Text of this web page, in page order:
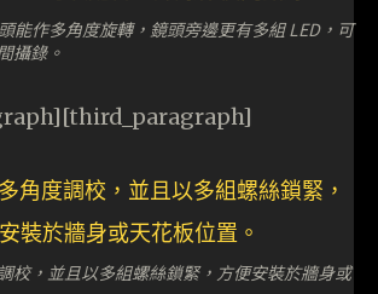
能作多角度旋轉，鏡頭旁邊更有多組 LED，可
攝錄。
校，並且以多組螺絲鎖緊，方便安裝於牆身或